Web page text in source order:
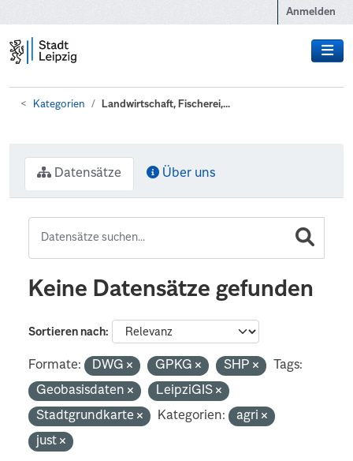
Anmelden
Kategorien Landwirtschaft, Fischerei,...
Datensätze Über uns
Keine Datensätze gefunden
Sortieren nach
Formate: DWG GPKG SHP
Tags:
Geobasisdaten
LeipziGIS
Stadtgrundkarte
Kategorien:
agri
just